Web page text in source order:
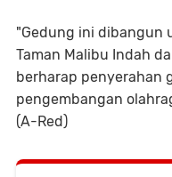
"Gedung ini dibangun
Taman Malibu Indah
berharap penyerahan
pengembangan
(A-Red)